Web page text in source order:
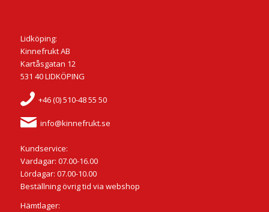
Lidköping:
Kinnefrukt AB
Kartåsgatan 12
531 40 LIDKÖPING
+46 (0) 510-48 55 50
info@kinnefrukt.se
Kundservice:
Vardagar: 07.00-16.00
Lördagar: 07.00-10.00
Beställning övrig tid via webshop
Hämtlager: